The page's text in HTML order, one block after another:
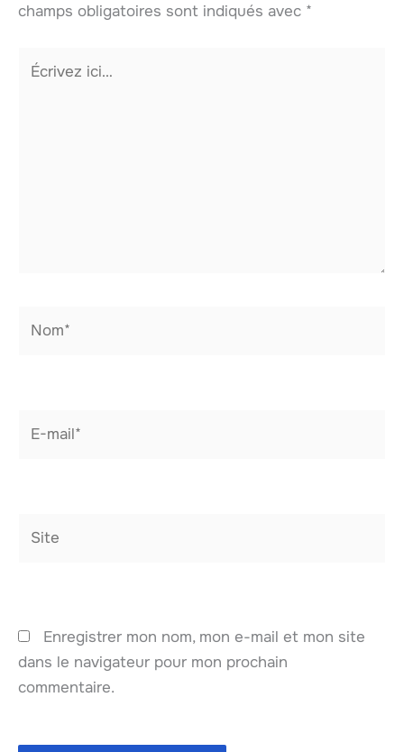
champs obligatoires sont indiqués avec *
Écrivez
Enregistrer mon nom, mon e-mail et mon site
dans le navigateur pour mon prochain
commentaire.